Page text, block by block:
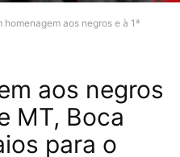
homenagem aos negros e à 1ª
aos negros
MT, Boca
para o